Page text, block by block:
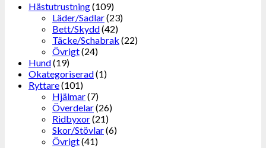
Hästutrustning(109)
Läder/Sadlar(23)
Bett/Skydd(42)
Täcke/Schabrak (22)
Övrigt(24)
Hund(19)
Okategoriserad(1)
Ryttare(101)
Hjälmar(7)
Överdelar(26)
Ridbyxor(21)
Skor/Stövlar(6)
Övrigt(41)